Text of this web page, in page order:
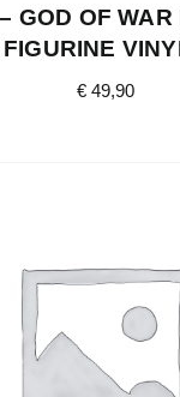
GOD OF WAR
FIGURINE
€ 49,90